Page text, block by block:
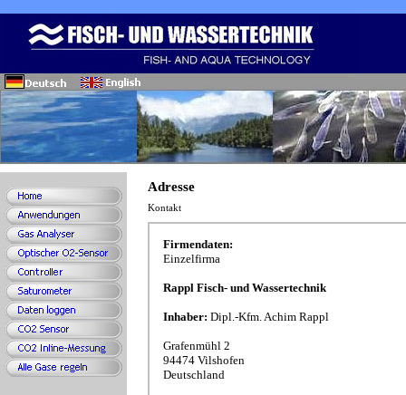
Adresse
Kontakt
Firmendaten:
Einzelfirma
Rappl Fisch- und Wassertechnik
Inhaber: Dipl.-Kfm. Achim Rappl
Grafenmühl 2
94474 Vilshofen
Deutschland